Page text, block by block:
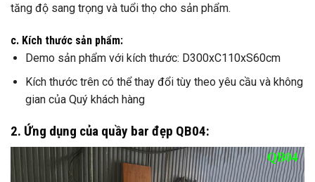
tăng độ sang trọng và tuổi thọ cho sản phẩm.
c. Kích thước sản phẩm:
Demo sản phẩm với kích thước: D300xC110xS60cm
Kích thước trên có thể thay đổi tùy theo yêu cầu và không
gian của Quý khách hàng
2. Ứng dụng của quầy bar đẹp QB04: